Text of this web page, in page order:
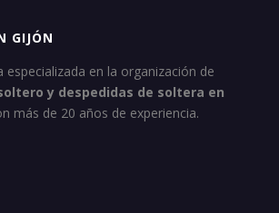
GIJÓN
especializada en la organización de
y despedidas de soltera en
más de 20 años de experiencia.